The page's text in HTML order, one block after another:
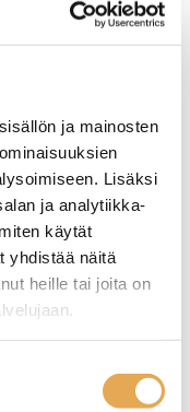
ja mainosten
Lisäksi
ja analytiikka-
käytät
yhdistää näitä
heille tai joita on